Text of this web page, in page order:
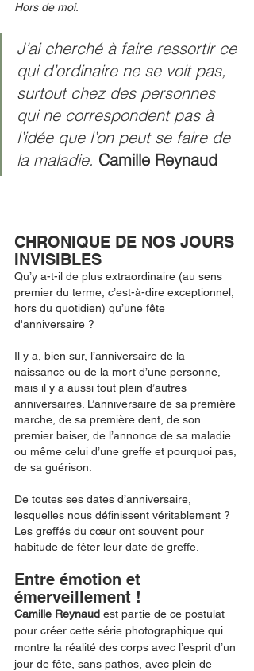
Hors de moi.
J’ai cherché à faire ressortir ce
qui d’ordinaire ne se voit pas,
surtout chez des personnes
qui ne correspondent pas à
l’idée que l’on peut se faire de
la maladie. Camille Reynaud
CHRONIQUE DE NOS JOURS
INVISIBLES
Qu’y a-t-il de plus extraordinaire (au sens
premier du terme, c’est-à-dire exceptionnel,
hors du quotidien) qu’une fête
d'anniversaire ?
Il y a, bien sur, l’anniversaire de la
naissance ou de la mort d’une personne,
mais il y a aussi tout plein d’autres
anniversaires. L’anniversaire de sa première
marche, de sa première dent, de son
premier baiser, de l’annonce de sa maladie
ou même celui d’une greffe et pourquoi pas,
de sa guérison.
De toutes ses dates d’anniversaire,
lesquelles nous définissent véritablement ?
Les greffés du cœur ont souvent pour
habitude de fêter leur date de greffe.
Entre émotion et
émerveillement !
Camille Reynaud est partie de ce postulat
pour créer cette série photographique qui
montre la réalité des corps avec l’esprit d’un
jour de fête, sans pathos, avec plein de